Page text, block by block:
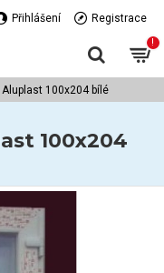
Přihlášení Registrace
!
100x204 bílé
100x204